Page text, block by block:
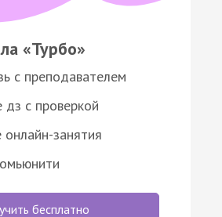
«Турбо»
с преподавателем
с проверкой
занятия
бесплатно